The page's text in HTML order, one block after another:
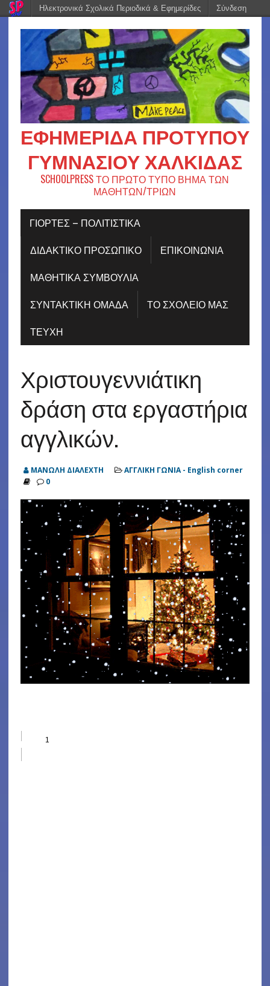
ΕΦΗΜΕΡΊΔΑ ΠΡΟΤΎΠΟΥ
ΓΥΜΝΑΣΊΟΥ ΧΑΛΚΊΔΑΣ
SCHOOLPRESS ΤΟ ΠΡΩΤΟ ΤΥΠΟ ΒΗΜΑ ΤΩΝ
ΜΑΘΗΤΩΝ/ΤΡΙΩΝ
ΓΙΟΡΤΈΣ – ΠΟΛΙΤΙΣΤΙΚΆ
ΔΙΔΑΚΤΙΚΟ ΠΡΟΣΩΠΙΚΟ
ΕΠΙΚΟΙΝΩΝΙΑ
ΜΑΘΗΤΙΚΑ ΣΥΜΒΟΥΛΙΑ
ΣΥΝΤΑΚΤΙΚΗ ΟΜΑΔΑ
ΤΟ ΣΧΟΛΕΙΟ ΜΑΣ
ΤΕΥΧΗ
Χριστουγεννιάτικη
δράση στα εργαστήρια
αγγλικών.
ΜΑΝΩΛΗ ΔΙΑΛΕΧΤΗ
ΑΓΓΛΙΚΗ ΓΩΝΙΑ - English corner
0
Ηλεκτρονικά Σχολικά Περιοδικά & Εφημερίδες Σύνδεση